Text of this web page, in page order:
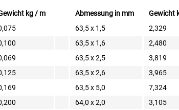
kg / m Abmessung in mm
Gewicht
63,5 x 1,5
2,329
63,5 x 1,6
2,480
63,5 x 2,5
3,819
63,5 x 2,6
3,965
63,5 x 5,0
7,324
64,0 x 2,0
3,105